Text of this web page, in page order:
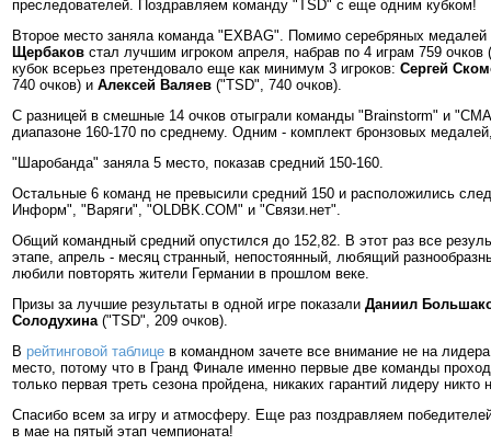
преследователей. Поздравляем команду "TSD" с еще одним кубком!
Второе место заняла команда "EXBAG". Помимо серебряных
Щербаков стал лучшим игроком апреля, набрав по 4 играм 759
кубок всерьез претендовало еще как минимум 3 игроков: Сергей
740 очков) и Алексей Валяев ("TSD", 740 очков).
С разницей в смешные 14 очков отыграли команды "Brainstorm" и
диапазоне 160-170 по среднему. Одним - комплект бронзовых
"Шаробанда" заняла 5 место, показав средний 150-160.
Остальные 6 команд не превысили средний 150 и расположились
Информ", "Варяги", "OLDBK.COM" и "Связи.нет".
Общий командный средний опустился до 152,82. В этот раз все
этапе, апрель - месяц странный, непостоянный, любящий
любили повторять жители Германии в прошлом веке.
Призы за лучшие результаты в одной игре показали Даниил
Солодухина("TSD", 209 очков).
В рейтинговой таблице в командном зачете все внимание не на
место, потому что в Гранд Финале именно первые две команды
только первая треть сезона пройдена, никаких гарантий лидеру
Спасибо всем за игру и атмосферу. Еще раз поздравляем
в мае на пятый этап чемпионата!